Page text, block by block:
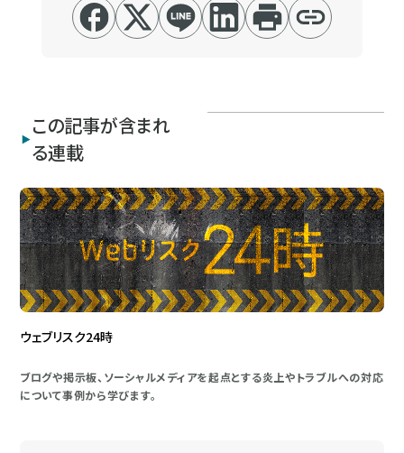
この記事が含まれ
る連載
ウェブリスク24時
ブログや掲示板、ソーシャルメディアを起点とする炎上やトラブルへの対応
について事例から学びます。